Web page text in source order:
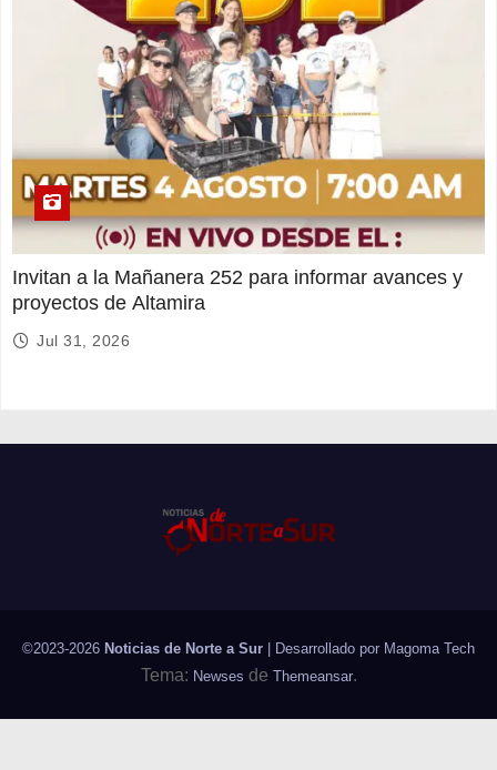
Invitan a la Mañanera 252 para informar avances y
proyectos de Altamira
Jul 31, 2026
©2023-2026 Noticias de Norte a Sur | Desarrollado por Magoma Tech
Tema: Newses de Themeansar.